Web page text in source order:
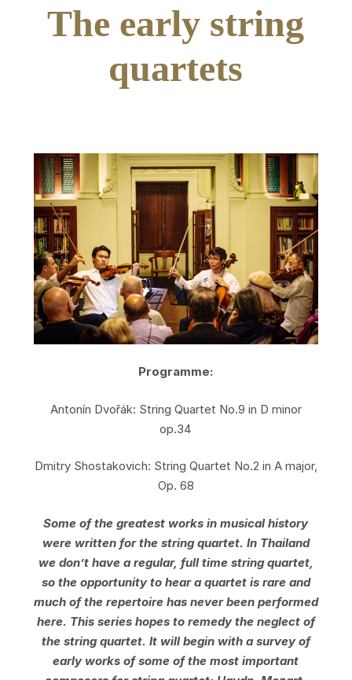
The early string
quartets
Programme:
Antonín Dvořák: String Quartet No.9 in D minor
op.34
Dmitry Shostakovich: String Quartet No.2 in A major,
Op. 68
Some of the greatest works in musical history
were written for the string quartet. In Thailand
we don’t have a regular, full time string quartet,
so the opportunity to hear a quartet is rare and
much of the repertoire has never been performed
here. This series hopes to remedy the neglect of
the string quartet. It will begin with a survey of
early works of some of the most important